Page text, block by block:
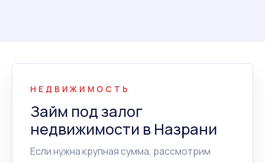
НЕДВИЖИМОСТЬ
Займ под залог
недвижимости в Назрани
Если нужна крупная сумма, рассмотрим